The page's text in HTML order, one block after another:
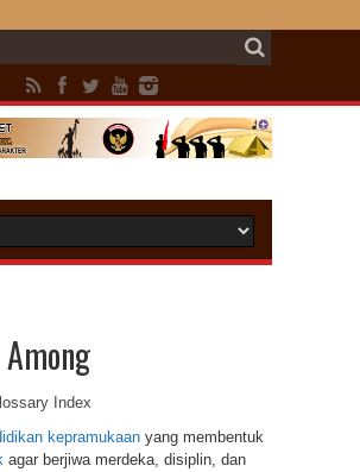
Index
kepramukaan yang membentuk
agar berjiwa merdeka, disiplin, dan